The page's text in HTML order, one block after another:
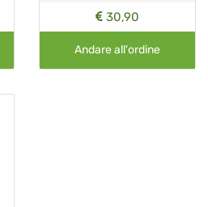
30,90
Andare all'ordine